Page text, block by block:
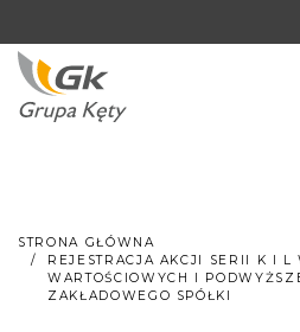
STRONA GŁÓWNA
REJESTRACJA AKCJI SERII K I
WARTOŚCIOWYCH I
ZAKŁADOWEGO SPÓŁKI